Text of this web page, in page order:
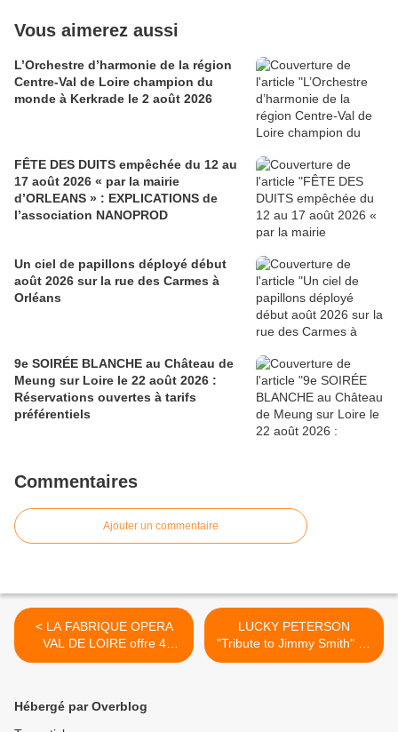
Vous aimerez aussi
L’Orchestre d’harmonie de la région
Centre-Val de Loire champion du
monde à Kerkrade le 2 août 2026
FÊTE DES DUITS empêchée du 12 au
17 août 2026 « par la mairie
d’ORLEANS » : EXPLICATIONS de
l’association NANOPROD
Un ciel de papillons déployé début
août 2026 sur la rue des Carmes à
Orléans
9e SOIRÉE BLANCHE au Château de
Meung sur Loire le 22 août 2026 :
Réservations ouvertes à tarifs
préférentiels
Commentaires
Ajouter un commentaire
< LA FABRIQUE OPERA
VAL DE LOIRE offre 4
places orchestre (2x2) pour
Orléans
LUCKY PETERSON
"Tribute to Jimmy Smith" au
Festival JAZZ OR JAZZ
Hébergé par Overblog